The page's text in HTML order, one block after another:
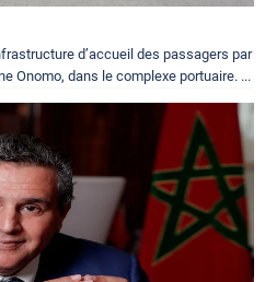
d’accueil des passagers par
Onomo, dans le complexe portuaire. ...